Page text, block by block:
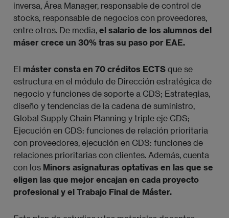
inversa, Área Manager, responsable de control de
stocks, responsable de negocios con proveedores,
entre otros. De media, el salario de los alumnos del
máser crece un 30% tras su paso por EAE.
El máster consta en 70 créditos ECTS que se
estructura en el módulo de Dirección estratégica de
negocio y funciones de soporte a CDS; Estrategias,
diseño y tendencias de la cadena de suministro,
Global Supply Chain Planning y triple eje CDS;
Ejecución en CDS: funciones de relación prioritaria
con proveedores, ejecución en CDS: funciones de
relaciones prioritarias con clientes. Además, cuenta
con los Minors asignaturas optativas en las que se
eligen las que mejor encajan en cada proyecto
profesional y el Trabajo Final de Máster.